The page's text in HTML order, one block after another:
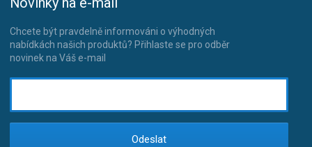
Chcete být pravdelně informováni o výhodných
nabídkách našich produktů? Přihlaste se pro odběr
novinek na Váš e-mail
Odeslat